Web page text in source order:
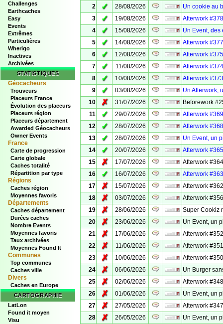
Challenges
Earthcaches
Easy
Events
Extrêmes
Particulières
Wherigo
Inactives
Archivées
STATISTIQUES
Géocacheurs
Trouveurs
Placeurs France
Évolution des placeurs
Placeurs région
Placeurs département
Awarded Géocacheurs
Owner Events
France
Carte de progression
Carte globale
Caches totalité
Répartition par type
Régions
Caches région
Moyennes favoris
Départements
Caches département
Durées caches
Nombre Events
Moyennes favoris
Taux archivées
Moyennes Found It
Communes
Top communes
Caches ville
Divers
Caches en Europe
CARTOGRAPHIE
LatLon
Found it moyen
Visu
2
✓ 28/08/2026
Un cookie au
3
✓ 19/08/2026
Afterwork
4
✓ 15/08/2026
Un Event, des
5
✓ 14/08/2026
Afterwork
6
✓ 12/08/2026
Afterwork
7
✓ 11/08/2026
Afterwork
8
✓ 10/08/2026
Afterwork
9
✓ 03/08/2026
Un Afterwork,
10
✗ 31/07/2026
Beforework
11
✓ 29/07/2026
Afterwork
12
✓ 28/07/2026
Afterwork
13
✓ 28/07/2026
Un Event, un
14
✓ 20/07/2026
Afterwork
15
✗ 17/07/2026
Afterwork
16
✓ 16/07/2026
Afterwork
17
✗ 15/07/2026
Afterwork
18
✗ 03/07/2026
Afterwork
19
✗ 28/06/2026
Super Cookiz
20
✗ 23/06/2026
Un Event, un
21
✗ 17/06/2026
Afterwork
22
✗ 11/06/2026
Afterwork
23
✗ 10/06/2026
Afterwork
24
✗ 06/06/2026
Un Burger
25
✗ 02/06/2026
Afterwork
26
✗ 01/06/2026
Un Event, un
27
✗ 27/05/2026
Afterwork
28
✗ 26/05/2026
Un Event, un